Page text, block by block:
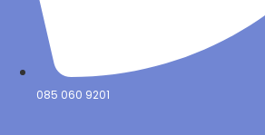
085 060 9201